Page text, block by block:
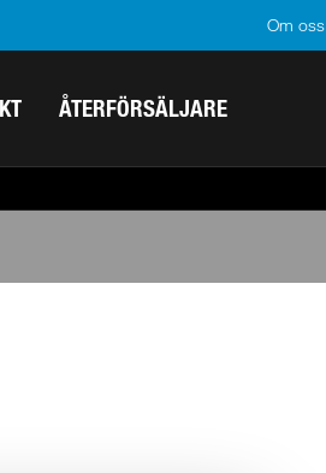
Om oss
ÅTERFÖRSÄLJARE